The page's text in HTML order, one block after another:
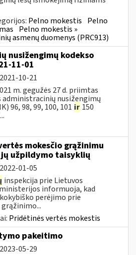
Pelno mokestis Pelno
Pelno mokestis »
asmenų duomenys (PRC913)
nusižengimų kodekso
11-01
2021-10-21
m. gegužės 27 d. priimtas
administracinių nusižengimų
96, 98, 99, 100, 101 ir 150
mokesčio grąžinimu
jų užpildymo taisyklių
2022-01-05
inspekcija prie Lietuvos
informuoja, kad
perėjimo prie
Pridėtinės vertės mokestis
pakeitimo
2023-05-29